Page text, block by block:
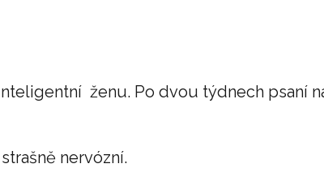
ženu. Po dvou týdnech psaní
nervózní.